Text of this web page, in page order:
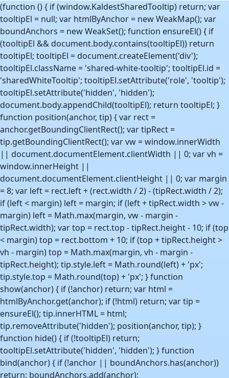
(function () { if (window.KaldestSharedTooltip) return; var
tooltipEl = null; var htmlByAnchor = new WeakMap(); var
boundAnchors = new WeakSet(); function ensureEl() { if
(tooltipEl && document.body.contains(tooltipEl)) return
tooltipEl; tooltipEl = document.createElement('div');
tooltipEl.className = 'shared-white-tooltip'; tooltipEl.id =
'sharedWhiteTooltip'; tooltipEl.setAttribute('role', 'tooltip');
tooltipEl.setAttribute('hidden', 'hidden');
document.body.appendChild(tooltipEl); return tooltipEl; }
function position(anchor, tip) { var rect =
anchor.getBoundingClientRect(); var tipRect =
tip.getBoundingClientRect(); var vw = window.innerWidth
|| document.documentElement.clientWidth || 0; var vh =
window.innerHeight ||
document.documentElement.clientHeight || 0; var margin
= 8; var left = rect.left + (rect.width / 2) - (tipRect.width / 2);
if (left < margin) left = margin; if (left + tipRect.width > vw -
margin) left = Math.max(margin, vw - margin -
tipRect.width); var top = rect.top - tipRect.height - 10; if (top
< margin) top = rect.bottom + 10; if (top + tipRect.height >
vh - margin) top = Math.max(margin, vh - margin -
tipRect.height); tip.style.left = Math.round(left) + 'px';
tip.style.top = Math.round(top) + 'px'; } function
show(anchor) { if (!anchor) return; var html =
htmlByAnchor.get(anchor); if (!html) return; var tip =
ensureEl(); tip.innerHTML = html;
tip.removeAttribute('hidden'); position(anchor, tip); }
function hide() { if (!tooltipEl) return;
tooltipEl.setAttribute('hidden', 'hidden'); } function
bind(anchor) { if (!anchor || boundAnchors.has(anchor))
return; boundAnchors.add(anchor);